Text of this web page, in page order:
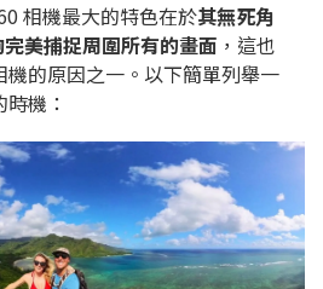
相機最大的特色在於其無死角
美捕捉周圍所有的畫面 ，這也
機的原因之一。以下簡單列舉一
機：